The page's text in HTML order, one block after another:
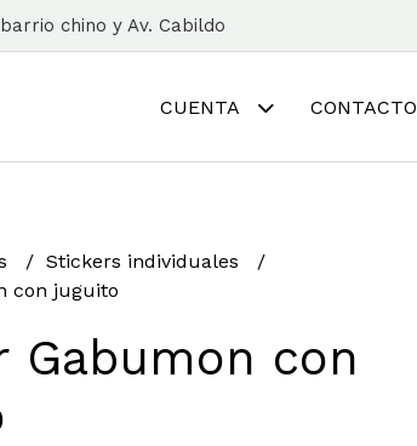
chino y Av. Cabildo
CUENTA CONTACTO
Stickers individuales
con juguito
Gabumon con